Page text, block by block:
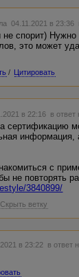
04.11.2021 в 23:36
не спорит)
это может
/ Цитировать
в 22:16 в ответ
сертификацию
информация,
с
не повторять
3840899/
Скрыть ветку
в 23:22 в ответ